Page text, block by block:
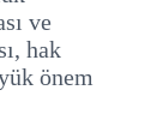
ve
hak
önem